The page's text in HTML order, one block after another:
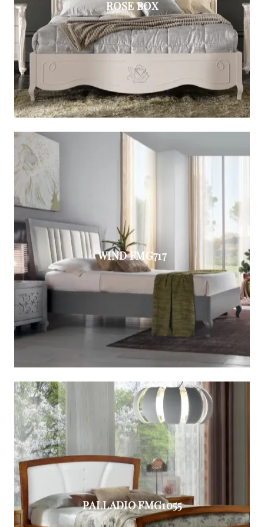
ROSE BOX
WIND FMG717
PALLADIO FMG1055